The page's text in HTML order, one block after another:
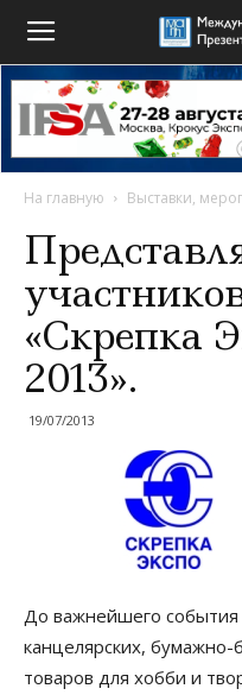
На главную Выставки,
«Скрепка
2013».
19/07/2013
До важнейшего события
канцелярских,
товаров для хобби и